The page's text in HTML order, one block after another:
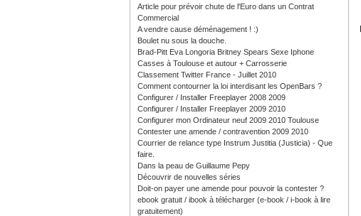
Article pour prévoir chute de l'Euro dans un Contrat
Commercial
A vendre cause déménagement ! :)
Boulet nu sous la douche.
Brad-Pitt Eva Longoria Britney Spears Sexe Iphone
Casses à Toulouse et autour + Carrosserie
Classement Twitter France - Juillet 2010
Comment contourner la loi interdisant les OpenBars ?
Configurer / Installer Freeplayer 2008 2009
Configurer / Installer Freeplayer 2009 2010
Configurer mon Ordinateur neuf 2009 2010 Toulouse
Contester une amende / contravention 2009 2010
Courrier de relance type Instrum Justitia (Justicia) - Que
faire.
Dans la peau de Guillaume Pepy
Découvrir de nouvelles séries
Doit-on payer une amende pour pouvoir la contester ?
ebook gratuit / ibook à télécharger (e-book / i-book à lire
gratuitement)